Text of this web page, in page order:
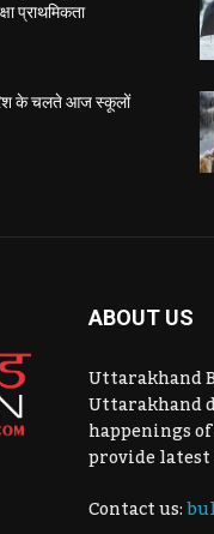
प्राथमिकता
के चलते आज स्कूलों
ABOUT US
Uttarakhand
Uttarakhand
happenings
provide latest
Contact us: